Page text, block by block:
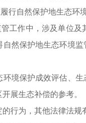
行自然保护地生态环
工作中，涉及单位
然保护地生态环境
环境保护成效评估、
展生态补偿的参考。
行为，其他法律法规